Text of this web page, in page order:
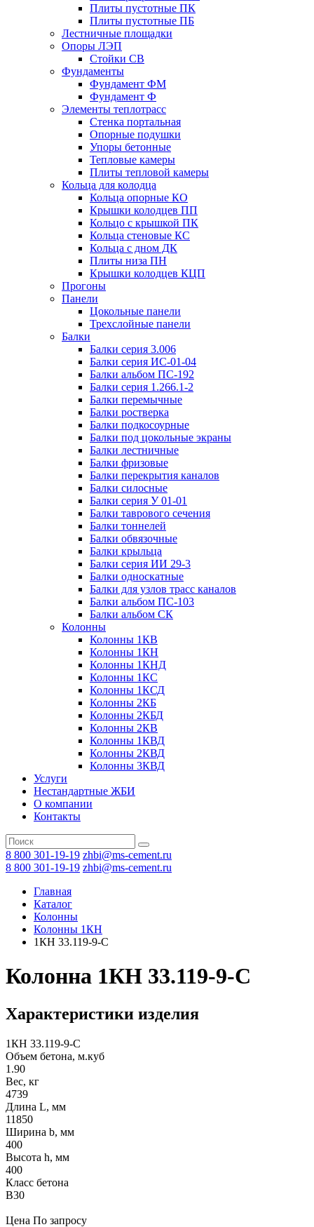
Плиты пустотные ПК
Плиты пустотные ПБ
Лестничные площадки
Опоры ЛЭП
Стойки СВ
Фундаменты
Фyндамент ФМ
Фyндамент Ф
Элементы теплотрасс
Стенка портальная
Опорные подушки
Упоры бетонные
Тепловые камеры
Плиты тепловой камеры
Кольца для колодца
Кольца опорные КО
Крышки колодцев ПП
Кольцо с крышкой ПК
Кольца стеновые КС
Кольца с дном ДК
Плиты низа ПН
Крышки колодцев КЦП
Прогоны
Панели
Цокольные панели
Трехслойные панели
Балки
Балки серия 3.006
Балки серия ИС-01-04
Балки альбом ПС-192
Балки серия 1.266.1-2
Балки перемычные
Балки ростверка
Балки подкосоурные
Балки под цокольные экраны
Балки лестничные
Балки фризовые
Балки перекрытия каналов
Балки силосные
Балки серия У 01-01
Балки таврового сечения
Балки тоннелей
Балки обвязочные
Балки крыльца
Балки серия ИИ 29-3
Балки односкатные
Балки для узлов трасс каналов
Балки альбом ПС-103
Балки альбом СК
Колонны
Колонны 1КВ
Колонны 1КН
Колонны 1КНД
Колонны 1КС
Колонны 1КСД
Колонны 2КБ
Колонны 2КБД
Колонны 2КВ
Колонны 1КВД
Колонны 2КВД
Колонны 3КВД
Услуги
Нестандартные ЖБИ
О компании
Контакты
8 800 301-19-19 zhbi@ms-cement.ru
8 800 301-19-19 zhbi@ms-cement.ru
Главная
Каталог
Колонны
Колонны 1КН
1КН 33.119-9-С
Колонна 1КН 33.119-9-С
Характеристики изделия
1КН 33.119-9-С
Объем бетона, м.куб
1.90
Вес, кг
4739
Длина L, мм
11850
Ширина b, мм
400
Высота h, мм
400
Класс бетона
В30
Цена По запросу